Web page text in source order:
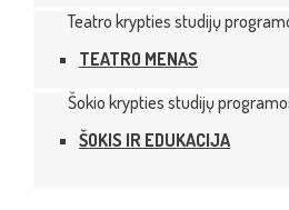
Teatro krypties studijų
TEATRO MENAS
Šokio krypties studijų
ŠOKIS IR EDUKACIJA